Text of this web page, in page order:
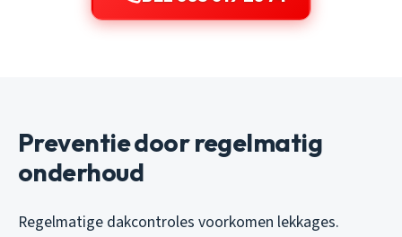
Preventie door regelmatig
onderhoud
Regelmatige dakcontroles voorkomen lekkages.